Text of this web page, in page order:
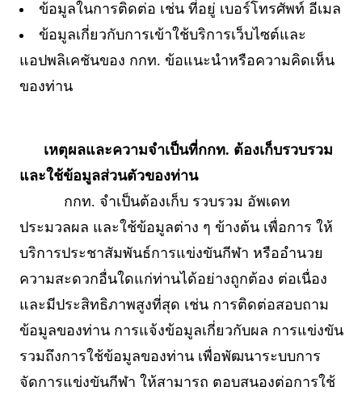
ข้อมูลในการติดต่อ เช่น ที่อยู่ เบอร์โทรศัพท์ อีเมล
ข้อมูลเกี่ยวกับการเข้าใช้บริการเว็บไซต์และ
แอปพลิเคชันของ กกท. ข้อแนะนำหรือความคิดเห็น
ของท่าน
เหตุผลและความจำเป็นที่กกท. ต้องเก็บรวบรวม
และใช้ข้อมูลส่วนตัวของท่าน
กกท. จำเป็นต้องเก็บ รวบรวม อัพเดท
ประมวลผล และใช้ข้อมูลต่าง ๆ ข้างต้น เพื่อการ ให้
บริการประชาสัมพันธ์การแข่งขันกีฬา หรืออำนวย
ความสะดวกอื่นใดแก่ท่านได้อย่างถูกต้อง ต่อเนื่อง
และมีประสิทธิภาพสูงที่สุด เช่น การติดต่อสอบถาม
ข้อมูลของท่าน การแจ้งข้อมูลเกี่ยวกับผล การแข่งขัน
รวมถึงการใช้ข้อมูลของท่าน เพื่อพัฒนาระบบการ
จัดการแข่งขันกีฬา ให้สามารถ ตอบสนองต่อการใช้